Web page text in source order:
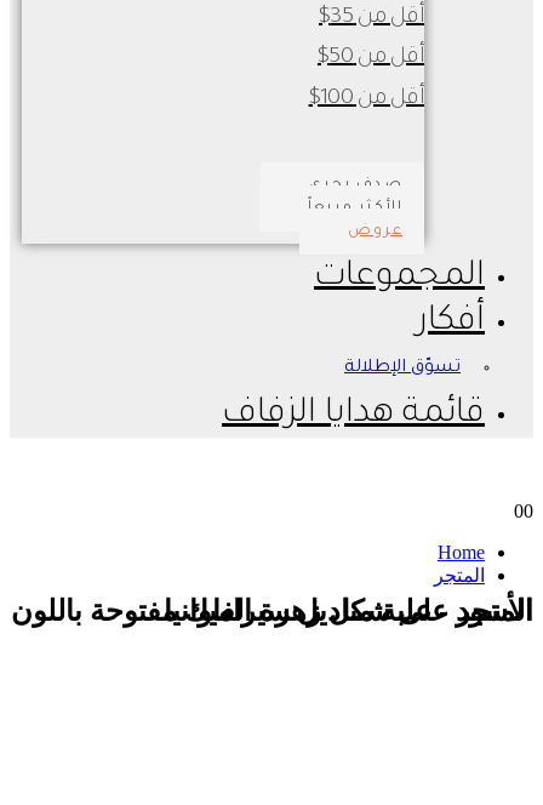
أقل من 35$
أقل من 50$
أقل من 100$
صدف بحري
الأكثر مبيعاً
عروض
المجموعات
أفكار
تسوّق الإطلالة
قائمة هدايا الزفاف
00
Home
المتجر
المتجر - علبة مناديل سيراميك مفتوحة باللون الأسود على شكل زهرة الفاوانيا